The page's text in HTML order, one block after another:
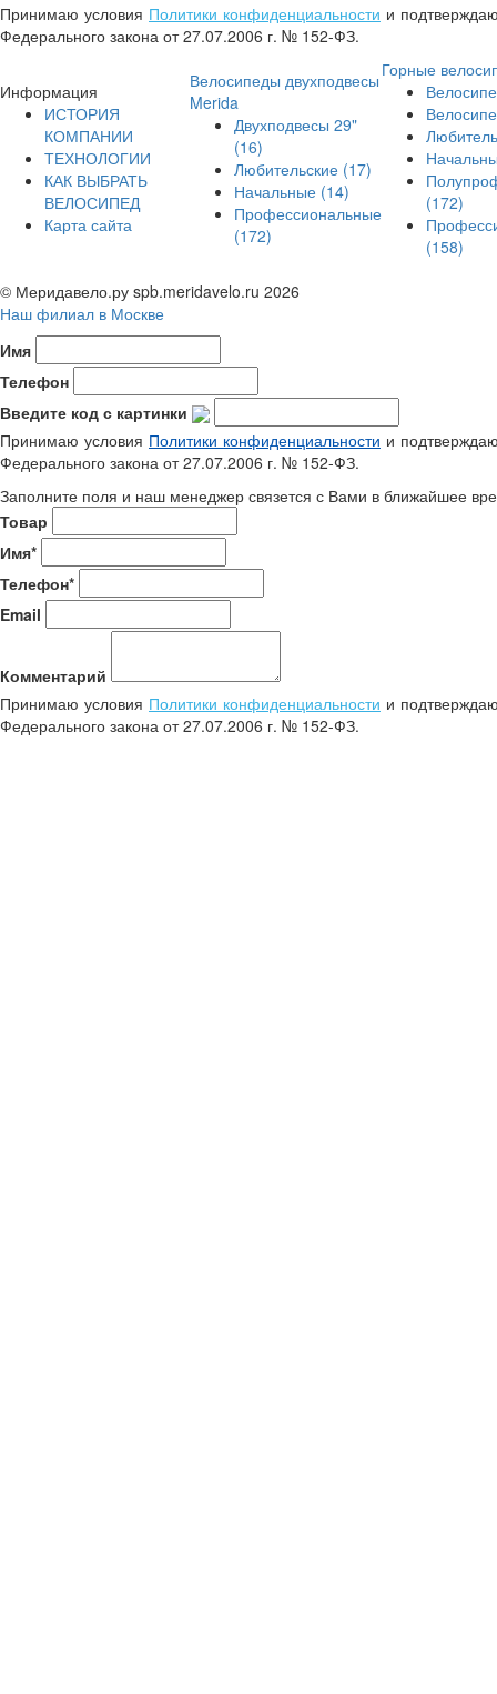
Принимаю условия Политики конфиденциальности и
Федерального закона от 27.07.2006 г. № 152-ФЗ.
Информация
ИСТОРИЯ
КОМПАНИИ
ТЕХНОЛОГИИ
КАК ВЫБРАТЬ
ВЕЛОСИПЕД
Карта сайта
Велосипеды двухподвесы
Merida
Двухподвесы 29"
(16)
Любительские (17)
Начальные (14)
Профессиональные
(172)
Горные
(172)
(158)
© Меридавело.ру spb.meridavelo.ru 2026
Наш филиал в Москве
Имя
Телефон
Введите код с картинки
Принимаю условия Политики конфиденциальности и
Федерального закона от 27.07.2006 г. № 152-ФЗ.
Заполните поля и наш менеджер связется с Вами в ближайшее
Товар
Имя*
Телефон*
Email
Комментарий
Принимаю условия Политики конфиденциальности и
Федерального закона от 27.07.2006 г. № 152-ФЗ.